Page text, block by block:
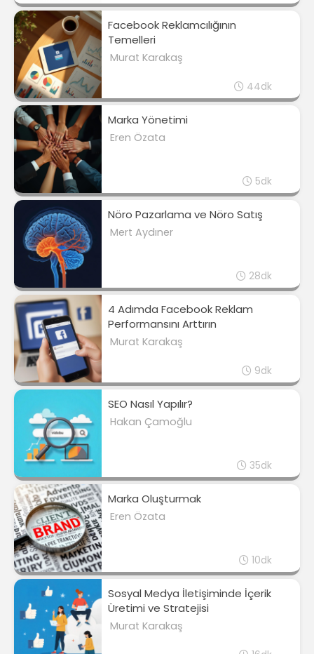
Facebook Reklamcılığının
Temelleri
Murat Karakaş
44dk
Marka Yönetimi
Eren Özata
5dk
Nöro Pazarlama ve Nöro Satış
Mert Aydıner
28dk
4 Adımda Facebook Reklam
Performansını Arttırın
Murat Karakaş
9dk
SEO Nasıl Yapılır?
Hakan Çamoğlu
35dk
Marka Oluşturmak
Eren Özata
10dk
Sosyal Medya İletişiminde İçerik
Üretimi ve Stratejisi
Murat Karakaş